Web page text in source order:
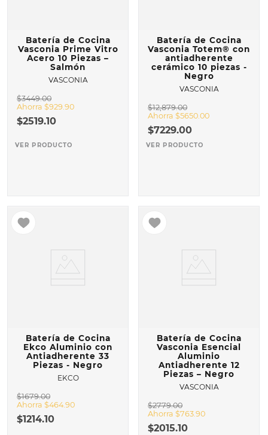
Batería de Cocina
Vasconia Prime Vitro
Acero 10 Piezas –
Salmón
VASCONIA
$3449.00
Ahorra $929.90
$2519.10
VER PRODUCTO
Batería de Cocina
Vasconia Totem® con
antiadherente
cerámico 10 piezas -
Negro
VASCONIA
$12,879.00
Ahorra $5650.00
$7229.00
VER PRODUCTO
Batería de Cocina
Ekco Aluminio con
Antiadherente 33
Piezas - Negro
EKCO
$1679.00
Ahorra $464.90
$1214.10
Batería de Cocina
Vasconia Esencial
Aluminio
Antiadherente 12
Piezas – Negro
VASCONIA
$2779.00
Ahorra $763.90
$2015.10